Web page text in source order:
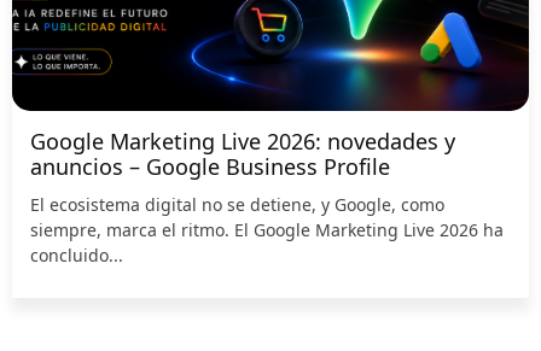
Google Marketing Live 2026: novedades y
anuncios – Google Business Profile
El ecosistema digital no se detiene, y Google, como
siempre, marca el ritmo. El Google Marketing Live 2026 ha
concluido...